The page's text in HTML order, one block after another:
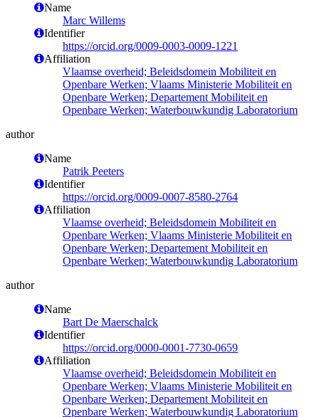
Name
Marc Willems
Identifier
https://orcid.org/0009-0003-0009-1221
Affiliation
Vlaamse overheid; Beleidsdomein Mobiliteit en
Openbare Werken; Vlaams Ministerie Mobiliteit en
Openbare Werken; Departement Mobiliteit en
Openbare Werken; Waterbouwkundig Laboratorium
author
Name
Patrik Peeters
Identifier
https://orcid.org/0009-0007-8580-2764
Affiliation
Vlaamse overheid; Beleidsdomein Mobiliteit en
Openbare Werken; Vlaams Ministerie Mobiliteit en
Openbare Werken; Departement Mobiliteit en
Openbare Werken; Waterbouwkundig Laboratorium
author
Name
Bart De Maerschalck
Identifier
https://orcid.org/0000-0001-7730-0659
Affiliation
Vlaamse overheid; Beleidsdomein Mobiliteit en
Openbare Werken; Vlaams Ministerie Mobiliteit en
Openbare Werken; Departement Mobiliteit en
Openbare Werken; Waterbouwkundig Laboratorium